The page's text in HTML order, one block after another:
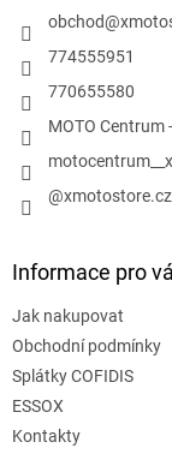
obchod@
774555951
770655580
MOTO
@xmotostore.cz
Informace pro
Jak nakupovat
Obchodní podmínky
Splátky COFIDIS
ESSOX
Kontakty